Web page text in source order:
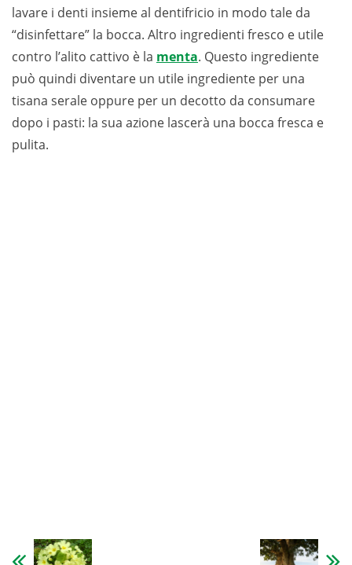
lavare i denti insieme al dentifricio in modo tale da
“disinfettare” la bocca. Altro ingredienti fresco e utile
contro l’alito cattivo è la menta. Questo ingrediente
può quindi diventare un utile ingrediente per una
tisana serale oppure per un decotto da consumare
dopo i pasti: la sua azione lascerà una bocca fresca e
pulita.